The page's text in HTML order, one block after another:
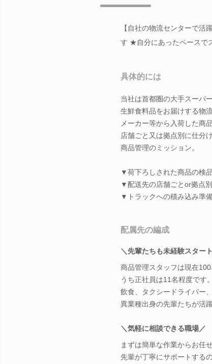
【自社の物流センターで
す ★自分にあったペースで
具体的には
当社は首都圏の大手スーパ
生鮮食料品をお届けする物
メーカー等から入荷した商品
店舗ごと又は拠点別に仕分
商品管理のミッション。
▼荷下ろしされた商品の検
▼配送先の店舗ごとor拠点
▼トラックへの積み込み準
配属先の編成
＼先輩たちも未経験スター
商品管理スタッフは現在100
うち正社員は11名程度です。
飲食、タクシードライバー
異業種出身の先輩たちが活躍
＼気軽に相談できる職場／
まずは簡単な作業からお任せ
先輩が丁寧にサポートする